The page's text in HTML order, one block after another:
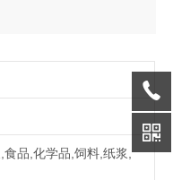
品,化学品,饲料,纸浆,